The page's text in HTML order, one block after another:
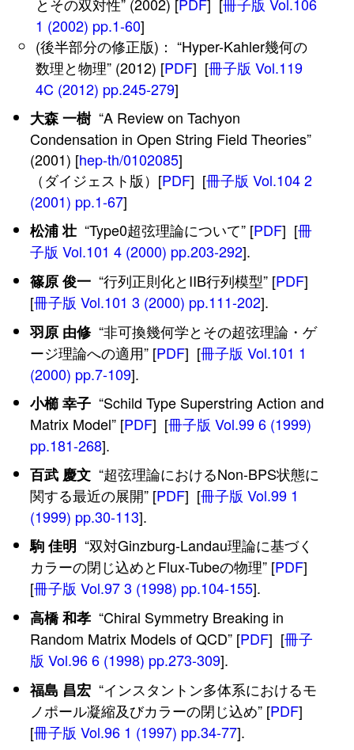
1 (2002) pp.1-60]
(後半部分の修正版)： “Hyper-Kahler幾何の
数理と物理” (2012) [PDF] [冊子版 Vol.119
4C (2012) pp.245-279]
大森 一樹“A Review on Tachyon
Condensation in Open String Field Theories”
(2001) [hep-th/0102085]
（ダイジェスト版）[PDF] [冊子版 Vol.104 2
(2001) pp.1-67]
松浦 壮“Type0超弦理論について” [PDF] [冊
子版 Vol.101 4 (2000) pp.203-292].
篠原 俊一“行列正則化とIIB行列模型” [PDF]
[冊子版 Vol.101 3 (2000) pp.111-202].
羽原 由修“非可換幾何学とその超弦理論・ゲ
ージ理論への適用” [PDF] [冊子版 Vol.101 1
(2000) pp.7-109].
小櫛 幸子“Schild Type Superstring Action and
Matrix Model” [PDF] [冊子版 Vol.99 6 (1999)
pp.181-268].
百武 慶文“超弦理論におけるNon-BPS状態に
関する最近の展開” [PDF] [冊子版 Vol.99 1
(1999) pp.30-113].
駒 佳明 “双対Ginzburg-Landau理論に基づく
カラーの閉じ込めとFlux-Tubeの物理” [PDF]
[冊子版 Vol.97 3 (1998) pp.104-155].
高橋 和孝“Chiral Symmetry Breaking in
Random Matrix Models of QCD” [PDF] [冊子
版 Vol.96 6 (1998) pp.273-309].
福島 昌宏“インスタントン多体系におけるモ
ノポール凝縮及びカラーの閉じ込め” [PDF]
[冊子版 Vol.96 1 (1997) pp.34-77].